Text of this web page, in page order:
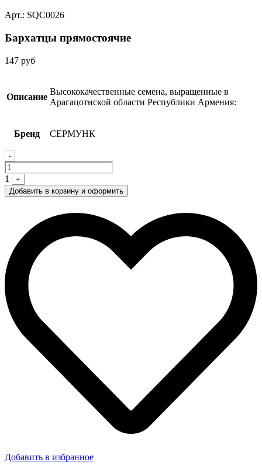
Арт.: SQC0026
Бархатцы прямостоячие
147 руб
Описание
Высококачественные семена, выращенные в
Арагацотнской области Республики Армения:
Бренд СЕРМУНК
Quantity
-
1
+
Добавить в корзину и оформить
Добавить в избранное